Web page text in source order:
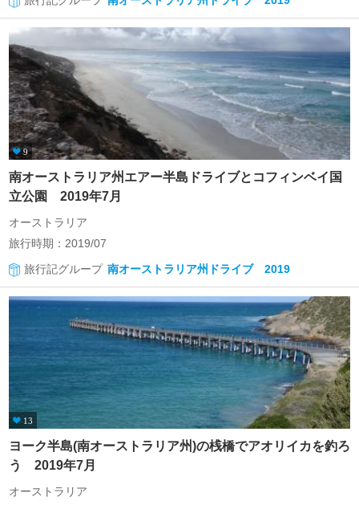
9
南オーストラリア州エアー半島ドライブとコフィンベイ国
立公園 2019年7月
オーストラリア
旅行時期：2019/07
旅行記グループ 南オーストラリア州ドライブ 2019
13
ヨーク半島(南オーストラリア州)の桟橋でアオリイカを釣ろ
う 2019年7月
オーストラリア